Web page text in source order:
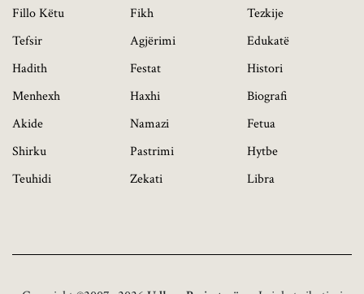
Fillo Këtu
Tefsir
Hadith
Menhexh
Akide
Shirku
Teuhidi
Fikh
Agjërimi
Festat
Haxhi
Namazi
Pastrimi
Zekati
Tezkije
Edukatë
Histori
Biografi
Fetua
Hytbe
Libra